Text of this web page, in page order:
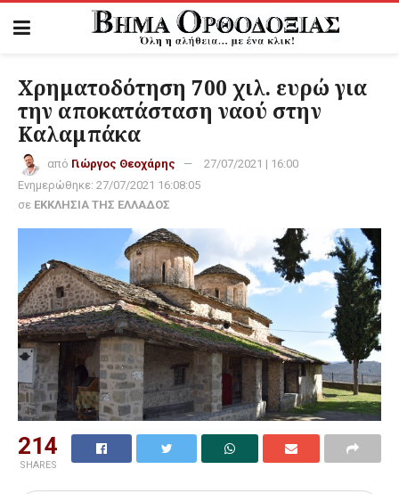
Χρηματοδότηση 700 χιλ. ευρώ για
την αποκατάσταση ναού στην
Καλαμπάκα
από Γιώργος Θεοχάρης
27/07/2021 | 16:00
Ενημερώθηκε: 27/07/2021 16:08:05
σε ΕΚΚΛΗΣΙΑ ΤΗΣ ΕΛΛΑΔΟΣ
214
SHARES